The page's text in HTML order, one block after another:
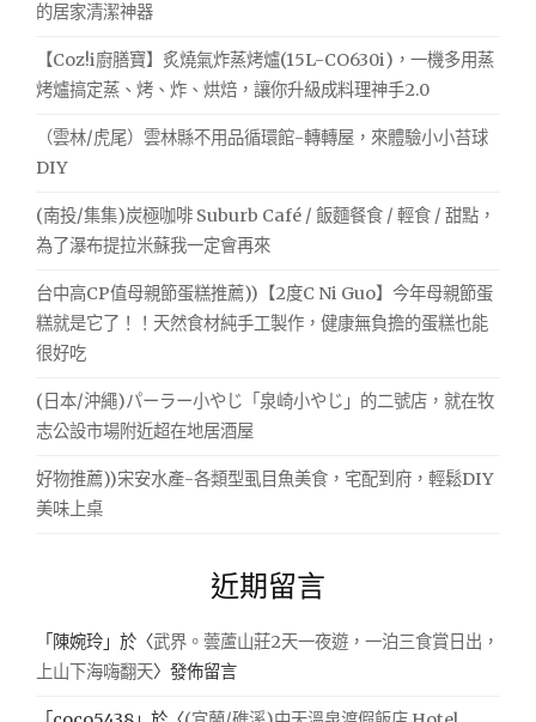
的居家清潔神器
【Coz!i廚膳寶】炙燒氣炸蒸烤爐(15L-CO630i)，一機多用蒸
烤爐搞定蒸、烤、炸、烘焙，讓你升級成料理神手2.0
（雲林/虎尾）雲林縣不用品循環館-轉轉屋，來體驗小小苔球
DIY
(南投/集集)炭極咖啡 Suburb Café / 飯麵餐食 / 輕食 / 甜點，
為了瀑布提拉米蘇我一定會再來
台中高CP值母親節蛋糕推薦))【2度C Ni Guo】今年母親節蛋
糕就是它了！！天然食材純手工製作，健康無負擔的蛋糕也能
很好吃
(日本/沖繩)パーラー小やじ「泉崎小やじ」的二號店，就在牧
志公設市場附近超在地居酒屋
好物推薦))宋安水產-各類型虱目魚美食，宅配到府，輕鬆DIY
美味上桌
近期留言
「 陳婉玲 」於〈武界。蕓蘆山莊2天一夜遊，一泊三食賞日出，
上山下海嗨翻天〉發佈留言